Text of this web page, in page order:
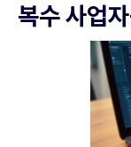
복수 사업